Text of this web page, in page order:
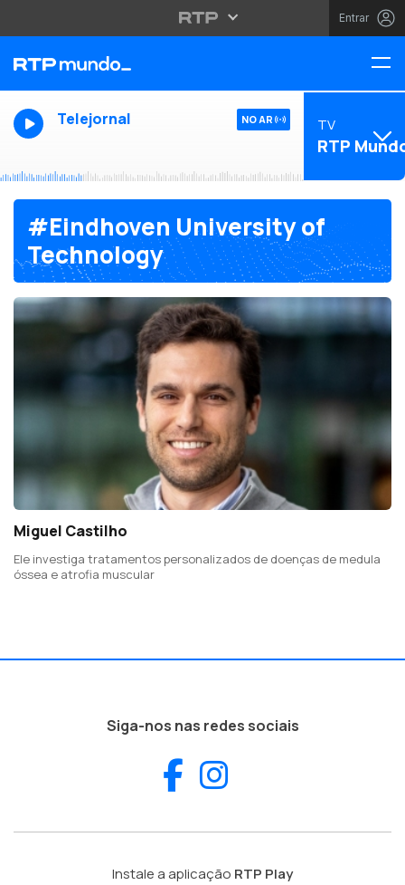
Entrar
Telejornal NO AR TV
RTP
#Eindhoven University of
Technology
Miguel Castilho
Ele investiga tratamentos personalizados de doenças de medula
óssea e atrofia muscular
Siga-nos nas redes sociais
Facebook
Instale a aplicação RTP Play